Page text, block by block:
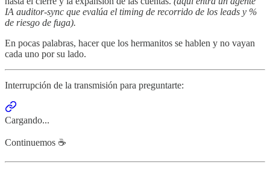
IA auditor-sync que evalúa el timing de recorrido de los leads y %
de riesgo de fuga).
En pocas palabras, hacer que los hermanitos se hablen y no vayan
cada uno por su lado.
Interrupción de la transmisión para preguntarte:
Cargando...
Continuemos ☕️